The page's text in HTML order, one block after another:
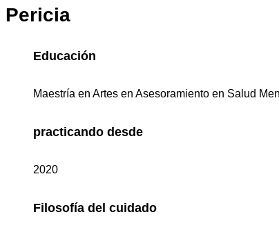
Pericia
Educación
Maestría en Artes en Asesoramiento en Salud
practicando desde
2020
Filosofía del cuidado